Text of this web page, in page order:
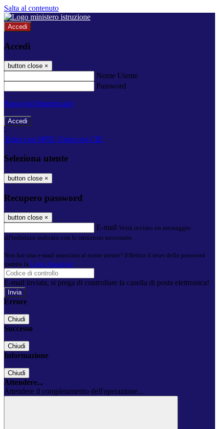
Salta al contenuto
Accedi
Accedi
button close ×
Nome Utente
Password
Password dimenticata?
-
Entra con SPID Entra con CIE
Seleziona utente
button close ×
Recupero password
button close ×
E-mail Verrà inviato un messaggio
all'indirizzo indicato con le istruzioni necessarie.
Non hai una e-mail associata al nome utente? Effettua il reset della password
tramite la Login Spaggiari
E-mail inviata, si prega di controllare la casella di posta elettronica!
Errore
Chiudi
Successo
Chiudi
Informazione
Chiudi
Attendere...
Attendere il completamento dell'operazione...